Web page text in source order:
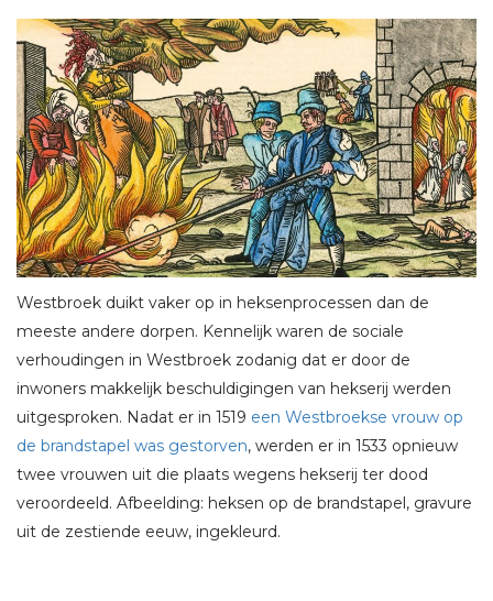
Westbroek duikt vaker op in heksenprocessen dan de
meeste andere dorpen. Kennelijk waren de sociale
verhoudingen in Westbroek zodanig dat er door de
inwoners makkelijk beschuldigingen van hekserij werden
uitgesproken. Nadat er in 1519 een Westbroekse vrouw op
de brandstapel was gestorven, werden er in 1533 opnieuw
twee vrouwen uit die plaats wegens hekserij ter dood
veroordeeld. Afbeelding: heksen op de brandstapel, gravure
uit de zestiende eeuw, ingekleurd.